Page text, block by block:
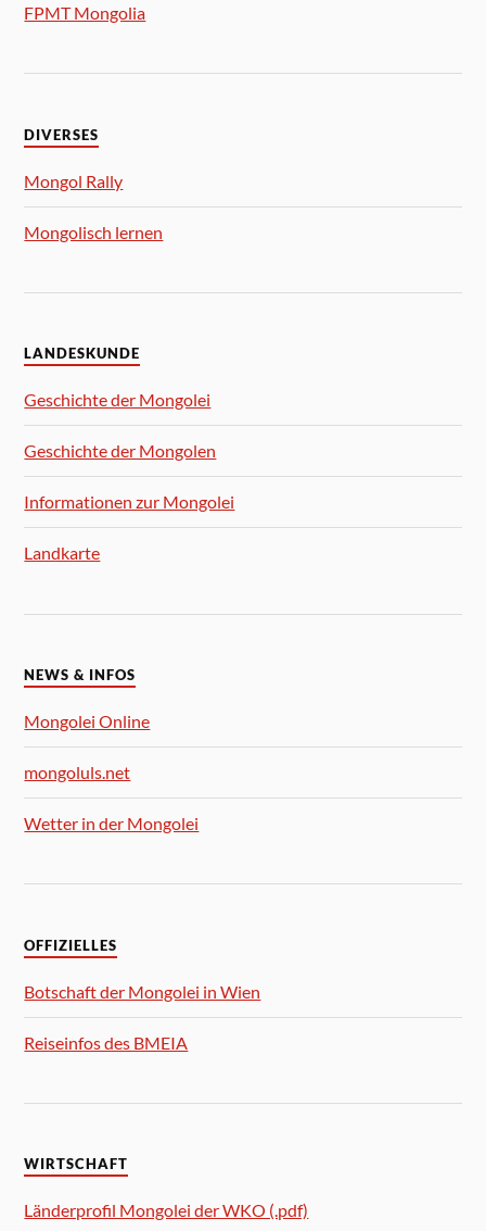
FPMT Mongolia
DIVERSES
Mongol Rally
Mongolisch lernen
LANDESKUNDE
Geschichte der Mongolei
Geschichte der Mongolen
Informationen zur Mongolei
Landkarte
NEWS & INFOS
Mongolei Online
mongoluls.net
Wetter in der Mongolei
OFFIZIELLES
Botschaft der Mongolei in Wien
Reiseinfos des BMEIA
WIRTSCHAFT
Länderprofil Mongolei der WKO (.pdf)